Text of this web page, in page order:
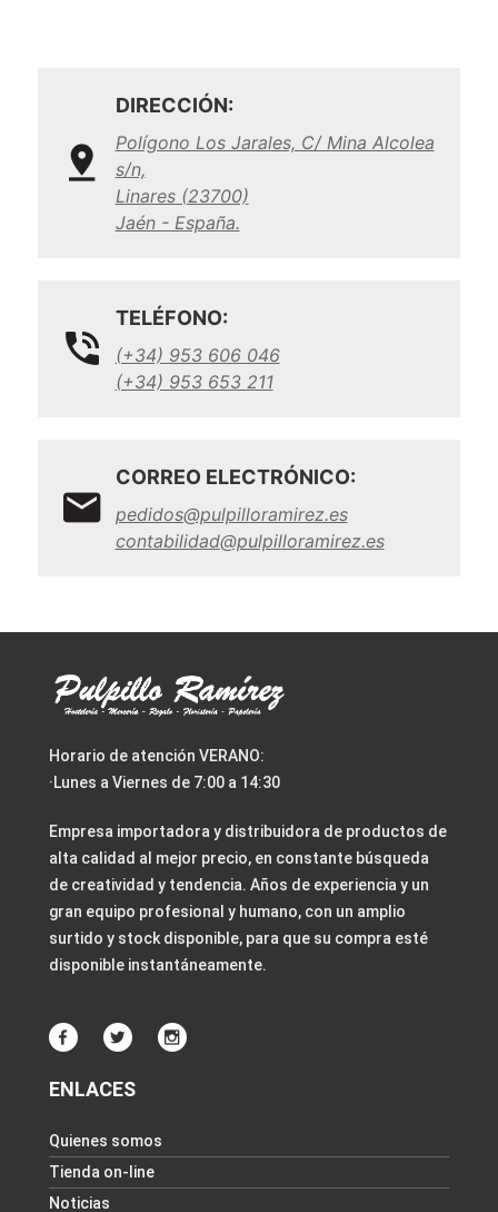
DIRECCIÓN:
Polígono Los Jarales, C/ Mina Alcolea
s/n,
Linares (23700)
Jaén - España.
TELÉFONO:
(+34) 953 606 046
(+34) 953 653 211
CORREO ELECTRÓNICO:
pedidos@pulpilloramirez.es
contabilidad@pulpilloramirez.es
Horario de atención VERANO:
·Lunes a Viernes de 7:00 a 14:30
Empresa importadora y distribuidora de productos de
alta calidad al mejor precio, en constante búsqueda
de creatividad y tendencia. Años de experiencia y un
gran equipo profesional y humano, con un amplio
surtido y stock disponible, para que su compra esté
disponible instantáneamente.
ENLACES
Quienes somos
Tienda on-line
Noticias